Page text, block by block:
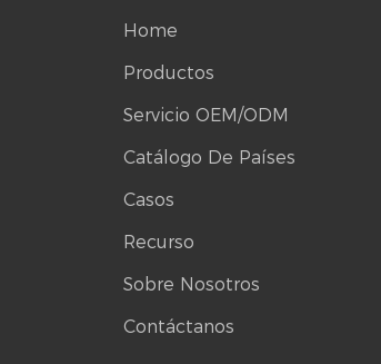
Home
Productos
Servicio OEM/ODM
Catálogo De Países
Casos
Recurso
Sobre Nosotros
Contáctanos